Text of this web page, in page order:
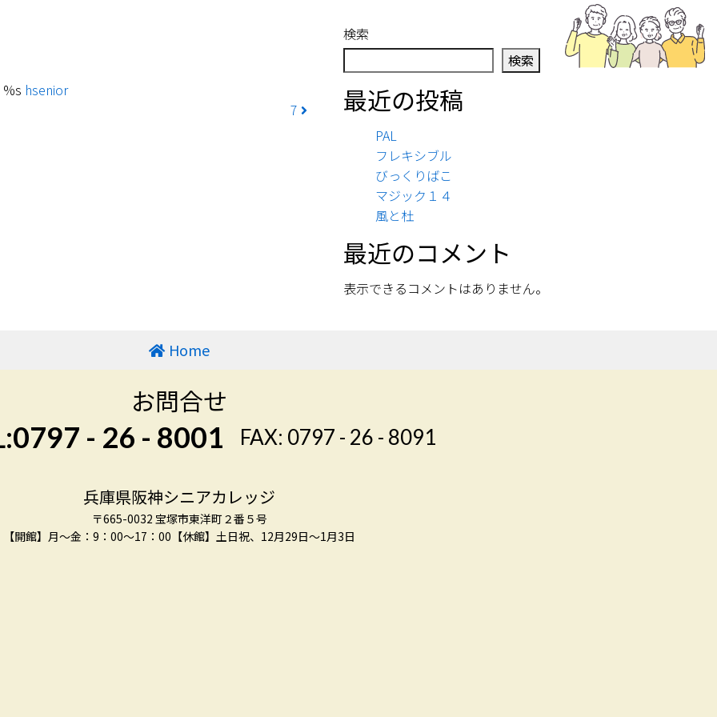
hsenior
7
検索
検索
最近の投稿
PAL
フレキシブル
びっくりばこ
マジック１４
風と杜
最近のコメント
表示できるコメントはありません。
Home
お問合せ
- 26 - 8001
FAX: 0797 - 26 - 8091
兵庫県阪神シニアカレッジ
〒665-0032 宝塚市東洋町２番５号
【開館】月～金：9：00～17：00 【休館】土日祝、12月29日～1月3日